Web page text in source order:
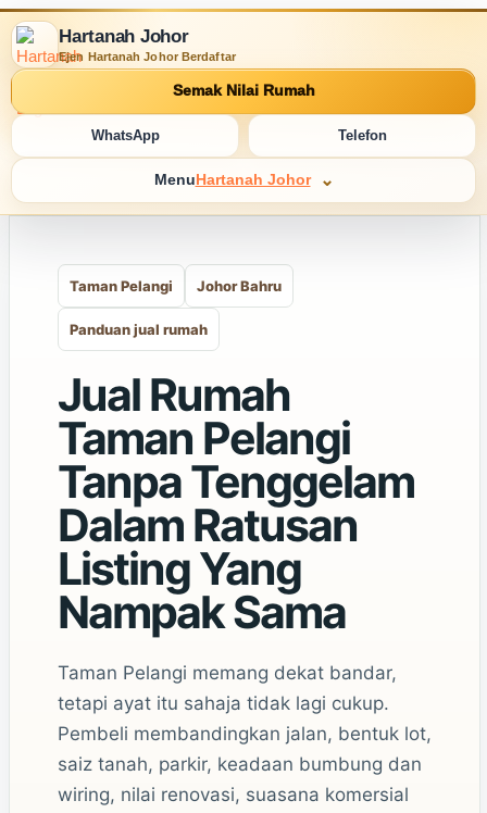
Hartanah Johor
Ejen Hartanah Johor Berdaftar
Semak Nilai Rumah
WhatsApp Telefon
Menu Hartanah Johor
Taman Pelangi Johor Bahru
Panduan jual rumah
Jual Rumah
Taman Pelangi
Tanpa Tenggelam
Dalam Ratusan
Listing Yang
Nampak Sama
Taman Pelangi memang dekat bandar,
tetapi ayat itu sahaja tidak lagi cukup.
Pembeli membandingkan jalan, bentuk lot,
saiz tanah, parkir, keadaan bumbung dan
wiring, nilai renovasi, suasana komersial